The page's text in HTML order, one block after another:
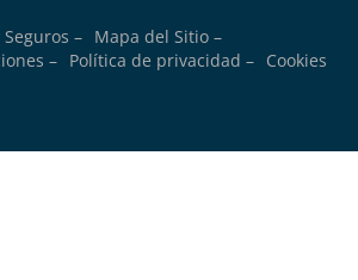
– Mapa del Sitio –
–
Política de privacidad – Cookies